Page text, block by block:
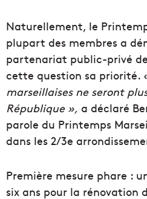
Naturellement, le
plupart des membres a
partenariat public-privé
cette question sa priorité.
marseillaises ne seront
République », a déclaré
parole du Printemps
dans les 2/3e
Première mesure phare :
six ans pour la rénovation